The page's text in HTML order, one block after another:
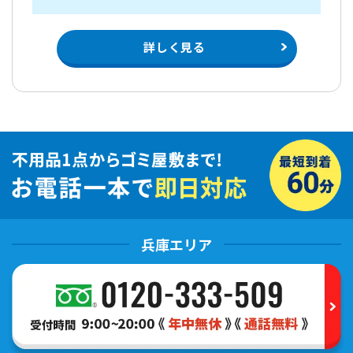
詳しく見る
兵庫エリア